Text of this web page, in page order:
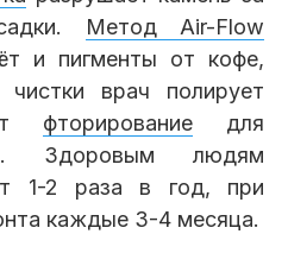
Метод Air-Flow
и пигменты от кофе,
врач полирует
фторирование для
Здоровым людям
1-2 раза в год, при
каждые 3-4 месяца.